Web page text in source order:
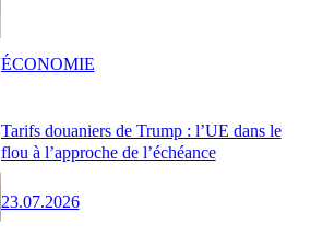
Tarifs douaniers de Trump : l’UE dans le
flou à l’approche de l’échéance
23.07.2026
ÉCONOMIE